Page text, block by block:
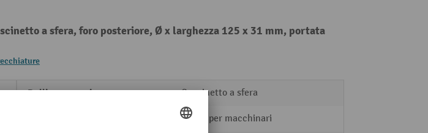
a sfera, foro posteriore, Ø x larghezza 125 x 31 mm, portata
Rulli stoccaggio Cuscinetto a sfera
Ruote per macchinari